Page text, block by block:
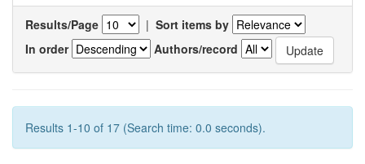
Results/Page | Sort items by
In order
Authors/record
Results 1-10 of 17 (Search time: 0.0 seconds).